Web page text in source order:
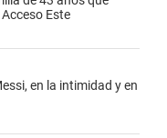
Este
en la intimidad y en